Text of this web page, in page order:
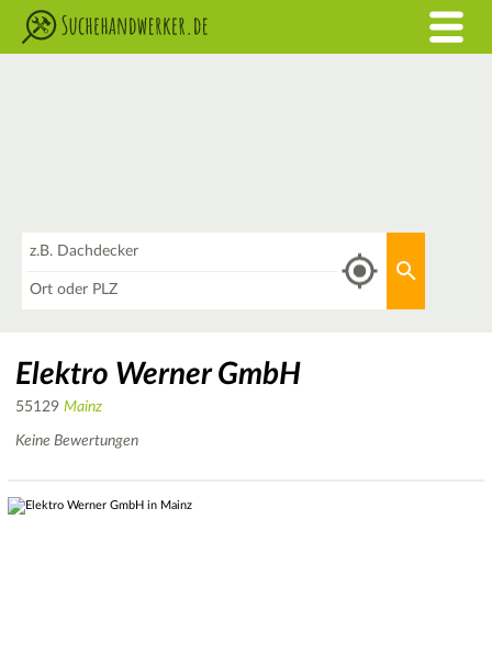
Elektro Werner GmbH
55129 Mainz
Keine Bewertungen